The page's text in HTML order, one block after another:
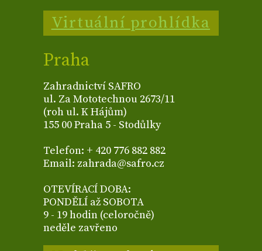
Virtuální prohlídka
Praha
Zahradnictví SAFRO
ul. Za Mototechnou 2673/11
(roh ul. K Hájům)
155 00 Praha 5 - Stodůlky
Telefon: + 420 776 882 882
Email: zahrada@safro.cz
OTEVÍRACÍ DOBA:
PONDĚLÍ až SOBOTA
9 - 19 hodin (celoročně)
neděle zavřeno